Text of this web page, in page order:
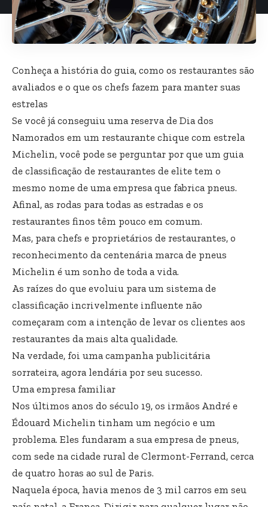
Conheça a história do guia, como os restaurantes são
avaliados e o que os chefs fazem para manter suas
estrelas
Se você já conseguiu uma reserva de Dia dos
Namorados em um restaurante chique com estrela
Michelin, você pode se perguntar por que um guia
de classificação de restaurantes de elite tem o
mesmo nome de uma empresa que fabrica pneus.
Afinal, as rodas para todas as estradas e os
restaurantes finos têm pouco em comum.
Mas, para chefs e proprietários de restaurantes, o
reconhecimento da centenária marca de pneus
Michelin é um sonho de toda a vida.
As raízes do que evoluiu para um sistema de
classificação incrivelmente influente não
começaram com a intenção de levar os clientes aos
restaurantes da mais alta qualidade.
Na verdade, foi uma campanha publicitária
sorrateira, agora lendária por seu sucesso.
Uma empresa familiar
Nos últimos anos do século 19, os irmãos André e
Édouard Michelin tinham um negócio e um
problema. Eles fundaram a sua empresa de pneus,
com sede na cidade rural de Clermont-Ferrand, cerca
de quatro horas ao sul de Paris.
Naquela época, havia menos de 3 mil carros em seu